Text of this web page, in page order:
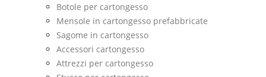
Botole per cartongesso
Mensole in cartongesso prefabbricate
Sagome in cartongesso
Accessori cartongesso
Attrezzi per cartongesso